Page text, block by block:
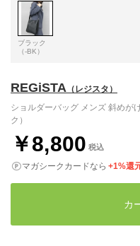
ブラック
（-BK）
REGiSTA （レジスタ）
ショルダーバッグ メンズ 斜めが
ク）
￥8,800 税込
マガシークカードなら +1%還
カ